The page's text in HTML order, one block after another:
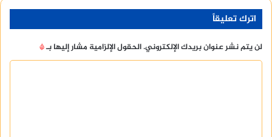
اترك تعليقاً
لن يتم نشر عنوان بريدك الإلكتروني.الحقول الإلزامية مشار إليها بـ*